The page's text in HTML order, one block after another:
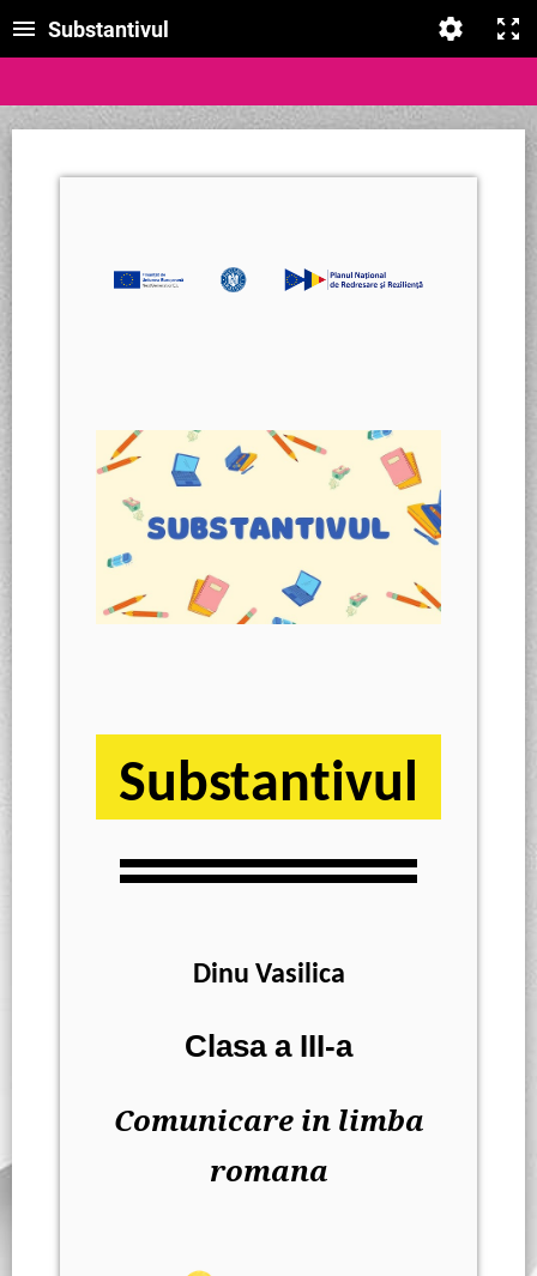
Substantivul
Substantivul
Dinu Vasilica
Clasa a III-a
Comunicare in limba
romana